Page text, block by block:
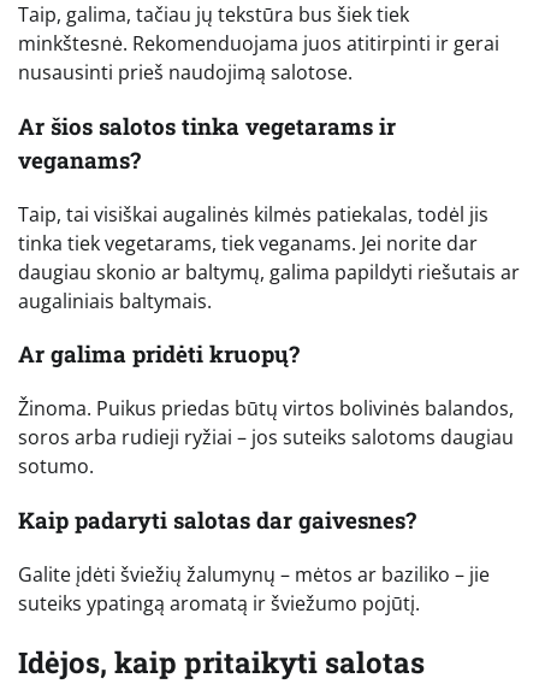
Taip, galima, tačiau jų tekstūra bus šiek tiek
minkštesnė. Rekomenduojama juos atitirpinti ir gerai
nusausinti prieš naudojimą salotose.
Ar šios salotos tinka vegetarams ir
veganams?
Taip, tai visiškai augalinės kilmės patiekalas, todėl jis
tinka tiek vegetarams, tiek veganams. Jei norite dar
daugiau skonio ar baltymų, galima papildyti riešutais ar
augaliniais baltymais.
Ar galima pridėti kruopų?
Žinoma. Puikus priedas būtų virtos bolivinės balandos,
soros arba rudieji ryžiai – jos suteiks salotoms daugiau
sotumo.
Kaip padaryti salotas dar gaivesnes?
Galite įdėti šviežių žalumynų – mėtos ar baziliko – jie
suteiks ypatingą aromatą ir šviežumo pojūtį.
Idėjos, kaip pritaikyti salotas